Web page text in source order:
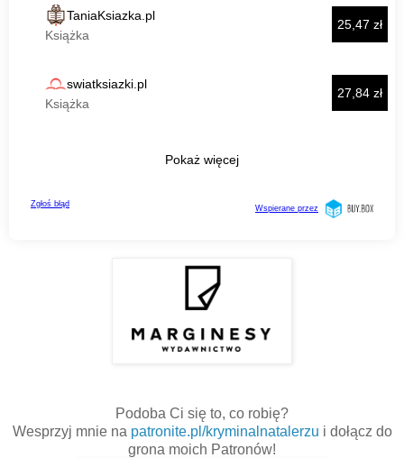
Podoba Ci się to, co robię?
Wesprzyj mnie na patronite.pl/kryminalnatalerzu i dołącz do
grona moich Patronów!